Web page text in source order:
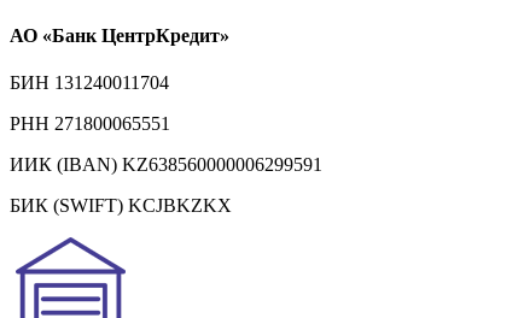
АО «Банк ЦентрКредит»
БИН 131240011704
РНН 271800065551
ИИК (IBAN) KZ638560000006299591
БИК (SWIFT) KCJBKZKX